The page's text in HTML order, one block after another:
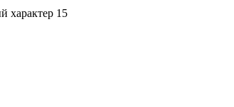
характер 15